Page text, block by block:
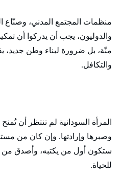
منظمات المجتمع المدني، وصنّاع
والدوليون، يجب أن يدركوا أن
منّة، بل ضرورة لبناء وطن جديد،
والتكافل.
المرأة السودانية لم تنتظر أن
وصبرها وإرادتها. وإن كان من
ستكون أول من يكتبه، وأصدق من
للحياة.